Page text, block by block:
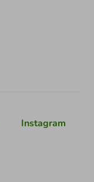
Instagram